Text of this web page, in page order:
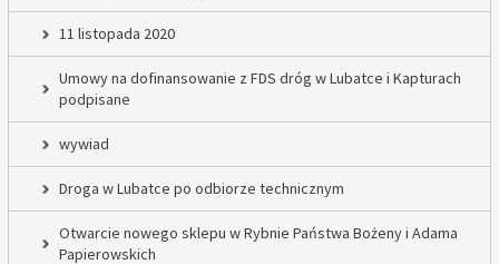
11 listopada 2020
Umowy na dofinansowanie z FDS dróg w Lubatce i Kapturach
podpisane
wywiad
Droga w Lubatce po odbiorze technicznym
Otwarcie nowego sklepu w Rybnie Państwa Bożeny i Adama
Papierowskich